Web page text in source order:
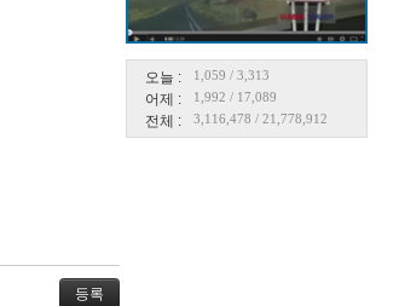
오늘 : 1,059 / 3,313
어제 : 1,992 / 17,089
전체 : 3,116,478 / 21,778,912